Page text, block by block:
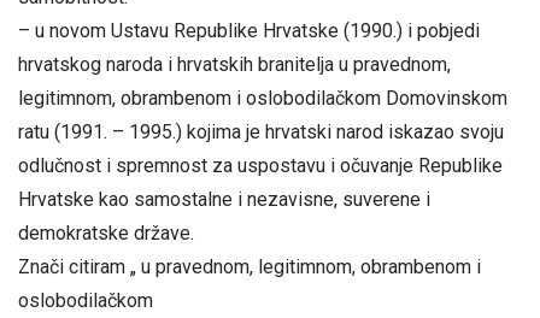
– u novom Ustavu Republike Hrvatske (1990.) i pobjedi
hrvatskog naroda i hrvatskih branitelja u pravednom,
legitimnom, obrambenom i oslobodilačkom Domovinskom
ratu (1991. – 1995.) kojima je hrvatski narod iskazao svoju
odlučnost i spremnost za uspostavu i očuvanje Republike
Hrvatske kao samostalne i nezavisne, suverene i
demokratske države.
Znači citiram „ u pravednom, legitimnom, obrambenom i
oslobodilačkom